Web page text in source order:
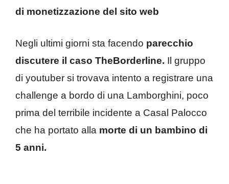
di monetizzazione del sito web
Negli ultimi giorni sta facendo parecchio
discutere il caso TheBorderline. Il gruppo
di youtuber si trovava intento a registrare una
challenge a bordo di una Lamborghini, poco
prima del terribile incidente a Casal Palocco
che ha portato alla morte di un bambino di
5 anni.